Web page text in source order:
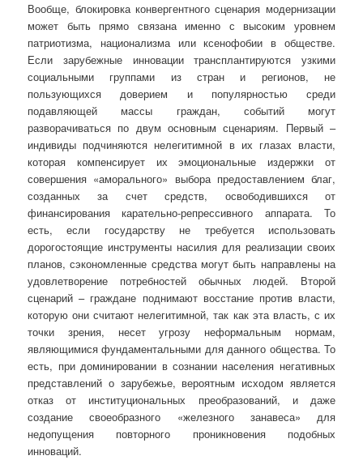
Вообще, блокировка конвергентного сценария модернизации
может быть прямо связана именно с высоким уровнем
патриотизма, национализма или ксенофобии в обществе.
Если зарубежные инновации трансплантируются узкими
социальными группами из стран и регионов, не
пользующихся доверием и популярностью среди
подавляющей массы граждан, событий могут
разворачиваться по двум основным сценариям. Первый –
индивиды подчиняются нелегитимной в их глазах власти,
которая компенсирует их эмоциональные издержки от
совершения «аморального» выбора предоставлением благ,
созданных за счет средств, освободившихся от
финансирования карательно-репрессивного аппарата. То
есть, если государству не требуется использовать
дорогостоящие инструменты насилия для реализации своих
планов, сэкономленные средства могут быть направлены на
удовлетворение потребностей обычных людей. Второй
сценарий – граждане поднимают восстание против власти,
которую они считают нелегитимной, так как эта власть, с их
точки зрения, несет угрозу неформальным нормам,
являющимися фундаментальными для данного общества. То
есть, при доминировании в сознании населения негативных
представлений о зарубежье, вероятным исходом является
отказ от институциональных преобразований, и даже
создание своеобразного «железного занавеса» для
недопущения повторного проникновения подобных
инноваций.